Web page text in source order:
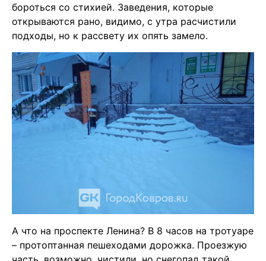
бороться со стихией. Заведения, которые
открываются рано, видимо, с утра расчистили
подходы, но к рассвету их опять замело.
А что на проспекте Ленина? В 8 часов на тротуаре
– протоптанная пешеходами дорожка. Проезжую